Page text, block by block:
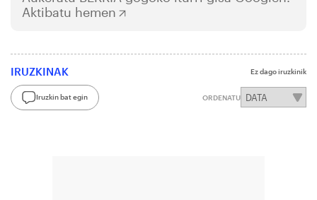
Aktibatu hemen
IRUZKINAK Ez dago iruzkinik
Iruzkin bat egin ORDENATU